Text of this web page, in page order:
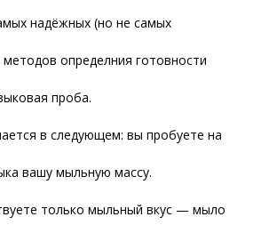
надёжных (но не самых
определния готовности
проба.
в следующем: вы пробуете на
вашу мыльную массу.
только мыльный вкус — мыло